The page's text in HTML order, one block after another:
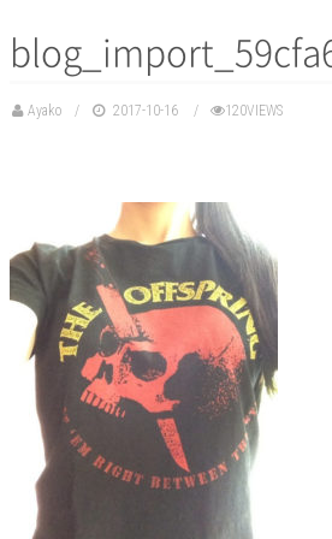
Ayako 2017-10-16 120VIEWS